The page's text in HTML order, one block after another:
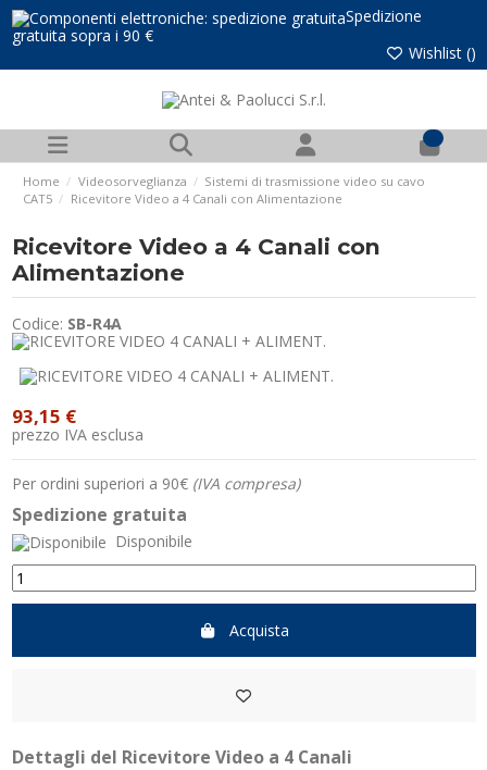
Spedizione
gratuita sopra i 90 €
Wishlist ()
Home Videosorveglianza
Sistemi di trasmissione video su cavo
CAT5
Ricevitore Video a 4 Canali con Alimentazione
Ricevitore Video a 4 Canali con
Alimentazione
Codice: SB-R4A
93,15 €
prezzo IVA esclusa
Per ordini superiori a 90€ (IVA compresa)
Spedizione gratuita
Disponibile
Acquista
Dettagli del Ricevitore Video a 4 Canali